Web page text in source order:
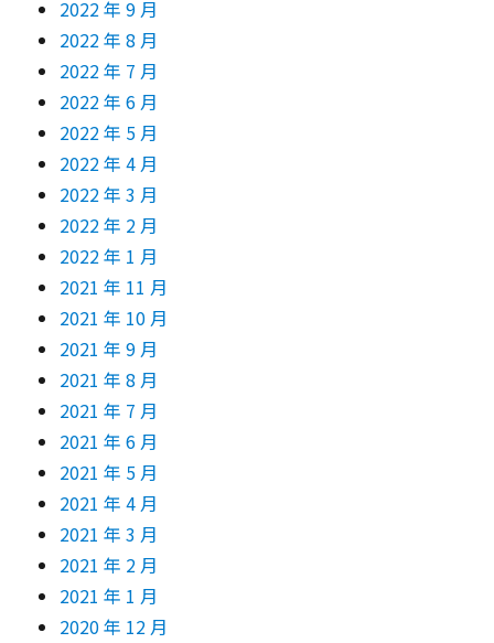
2022 年 9 月
2022 年 8 月
2022 年 7 月
2022 年 6 月
2022 年 5 月
2022 年 4 月
2022 年 3 月
2022 年 2 月
2022 年 1 月
2021 年 11 月
2021 年 10 月
2021 年 9 月
2021 年 8 月
2021 年 7 月
2021 年 6 月
2021 年 5 月
2021 年 4 月
2021 年 3 月
2021 年 2 月
2021 年 1 月
2020 年 12 月